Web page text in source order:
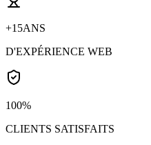
+15ANS
D'EXPÉRIENCE WEB
100%
CLIENTS SATISFAITS